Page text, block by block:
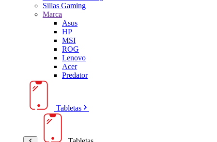
Sillas Gaming
Marca
Asus
HP
MSI
ROG
Lenovo
Acer
Predator
Tabletas